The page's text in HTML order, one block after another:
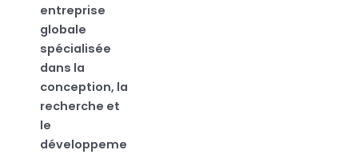
entreprise
globale
spécialisée
dans la
conception, la
recherche et
le
développeme